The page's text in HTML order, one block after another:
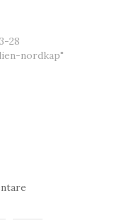
28
nordkap"